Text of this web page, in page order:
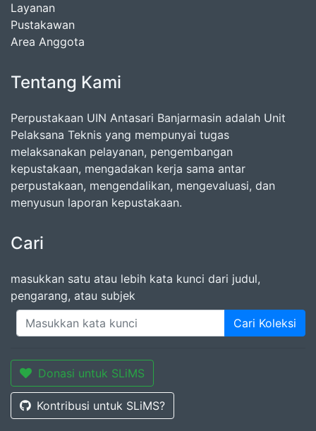
Layanan
Pustakawan
Area Anggota
Tentang Kami
Perpustakaan UIN Antasari Banjarmasin adalah Unit
Pelaksana Teknis yang mempunyai tugas
melaksanakan pelayanan, pengembangan
kepustakaan, mengadakan kerja sama antar
perpustakaan, mengendalikan, mengevaluasi, dan
menyusun laporan kepustakaan.
Cari
masukkan satu atau lebih kata kunci dari judul,
pengarang, atau subjek
Cari Koleksi
Donasi untuk SLiMS
Kontribusi untuk SLiMS?